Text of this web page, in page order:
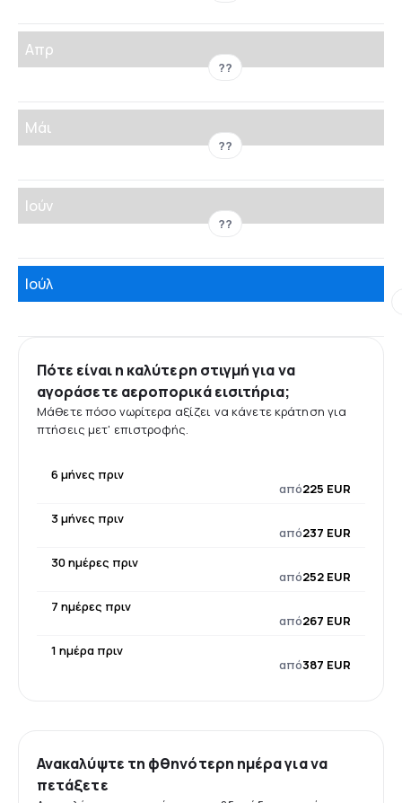
Απρ
??
Μάι
??
Ιούν
??
Ιούλ
Πότε είναι η καλύτερη στιγμή για να
αγοράσετε αεροπορικά εισιτήρια;
Μάθετε πόσο νωρίτερα αξίζει να κάνετε κράτηση για
πτήσεις μετ' επιστροφής.
6 μήνες πριν
από225 EUR
3 μήνες πριν
από237 EUR
30 ημέρες πριν
από252 EUR
7 ημέρες πριν
από267 EUR
1 ημέρα πριν
από387 EUR
Ανακαλύψτε τη φθηνότερη ημέρα για να
πετάξετε